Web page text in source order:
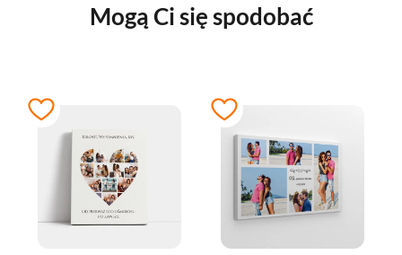
Mogą Ci się spodobać